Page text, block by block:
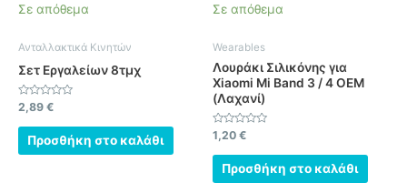
Σε απόθεμα
Ανταλλακτικά Κινητών
Σετ Εργαλείων 8τμχ
Βαθμολογήθηκε
με
0
από
2,89 €
Προσθήκη στο καλάθι
Σε απόθεμα
Wearables
Λουράκι Σιλικόνης για
Xiaomi Mi Band 3 / 4 OEM
(Λαχανί)
Βαθμολογήθηκε
με
0
από
1,20 €
Προσθήκη στο καλάθι